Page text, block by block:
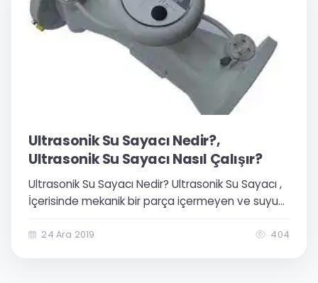
Ultrasonik Su Sayacı Nedir?,
Ultrasonik Su Sayacı Nasıl Çalışır?
Ultrasonik Su Sayacı Nedir? Ultrasonik Su Sayacı ,
İçerisinde mekanik bir parça içermeyen ve suyun
Ultrasonik su sayacı içinden geçen suyun
24 Ara 2019 404